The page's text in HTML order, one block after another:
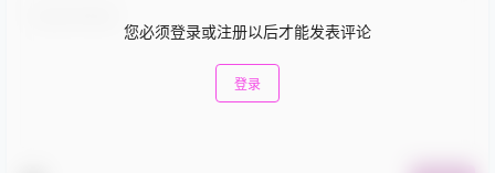
您必须登录或注册以后才能发表评论
登录